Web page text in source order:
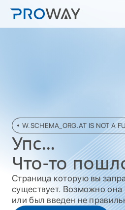
W.SCHEMA_ORG.AT IS NOT A
Упc...
Что-то
Страница которую вы
существует. Возможно она
или был введен не